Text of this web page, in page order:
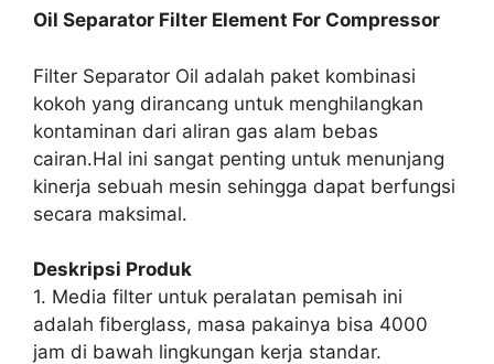
Oil Separator Filter Element For Compressor
Filter Separator Oil adalah paket kombinasi
kokoh yang dirancang untuk menghilangkan
kontaminan dari aliran gas alam bebas
cairan.Hal ini sangat penting untuk menunjang
kinerja sebuah mesin sehingga dapat berfungsi
secara maksimal.
Deskripsi Produk
1. Media filter untuk peralatan pemisah ini
adalah fiberglass, masa pakainya bisa 4000
jam di bawah lingkungan kerja standar.